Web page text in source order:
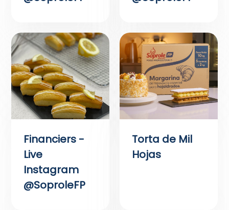
Financiers -
Live
Instagram
@SoproleFP
Torta de Mil
Hojas